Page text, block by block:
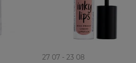
27 07 - 23 08